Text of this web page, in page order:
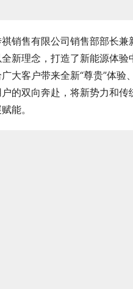
祺销售有限公司销售部部长
全新理念，打造了新能源体
大客户带来全新“尊贵”体验